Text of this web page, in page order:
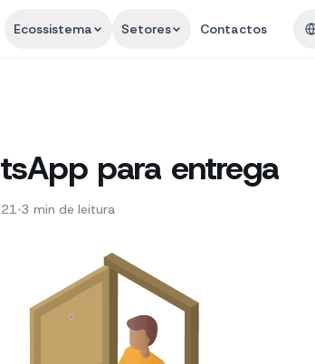
Ecossistema Setores Contactos
para entrega
•3 min de leitura